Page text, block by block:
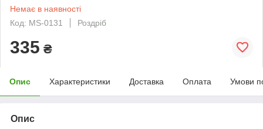
Немає в наявності
Код: MS-0131
Роздріб
335 ₴
Опис Характеристики Доставка Оплата Умови
Опис